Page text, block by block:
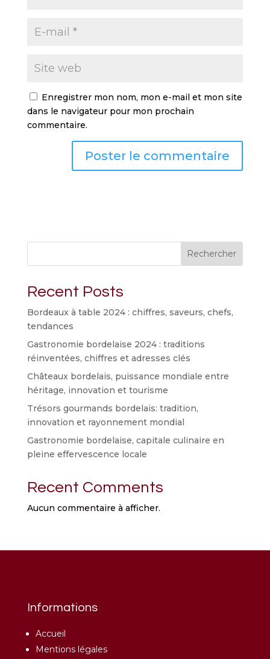
Enregistrer mon nom, mon e-mail et mon site
dans le navigateur pour mon prochain
commentaire.
Rechercher
Recent Posts
Bordeaux à table 2024 : chiffres, saveurs, chefs,
tendances
Gastronomie bordelaise 2024 : traditions
réinventées, chiffres et adresses clés
Châteaux bordelais, puissance mondiale entre
héritage, innovation et tourisme
Trésors gourmands bordelais: tradition,
innovation et rayonnement mondial
Gastronomie bordelaise, capitale culinaire en
pleine effervescence locale
Recent Comments
Aucun commentaire à afficher.
Informations
Accueil
Mentions légales